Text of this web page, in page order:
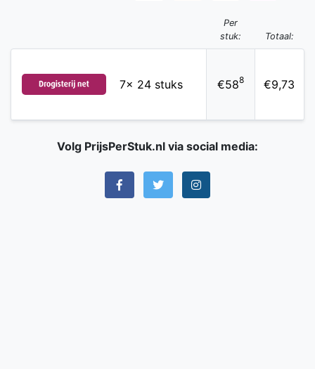
Per
stuk:
Totaal:
7x 24 stuks €588 €9,73
Volg PrijsPerStuk.nl via social media: